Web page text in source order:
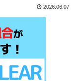
2026.06.07